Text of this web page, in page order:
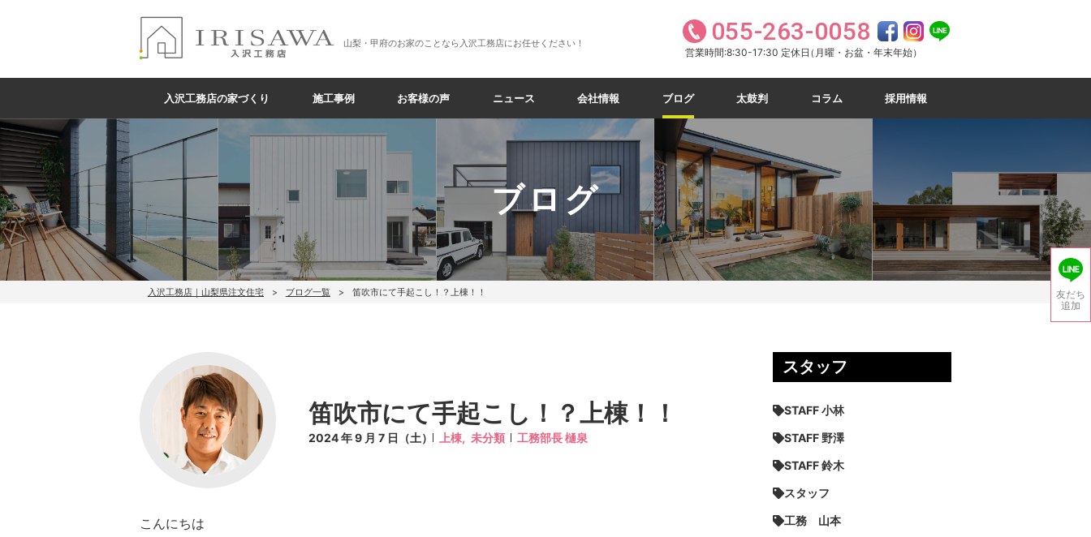
山梨・甲府のお家のことなら入沢工務店にお任せください！ 055-263-0058
営業時間:8:30-17:30 定休日（月曜・お盆・年末年始）
入沢工務店の家づくり 施工事例 お客様の声 ニュース 会社情報 ブログ 太鼓判 コラム 採用情報
ブログ
入沢工務店｜山梨県注文住宅 ブログ一覧 笛吹市にて手起こし！？上棟！！
笛吹市にて手起こし！？上棟！！
2024 年 9 月 7 日（土） 上棟, 未分類 工務部長 樋泉
こんにちは
スタッフ
STAFF 小林
STAFF 野澤
STAFF 鈴木
スタッフ
工務 山本
友だち
追加